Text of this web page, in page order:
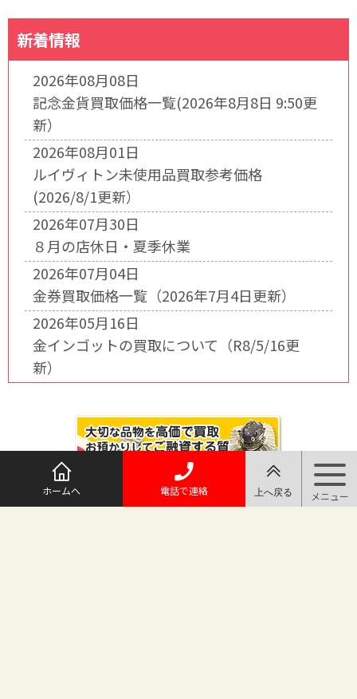
新着情報
2026年08月08日
記念金貨買取価格一覧(2026年8月8日 9:50更
新）
2026年08月01日
ルイヴィトン未使用品買取参考価格
(2026/8/1更新）
2026年07月30日
８月の店休日・夏季休業
2026年07月04日
金券買取価格一覧（2026年7月4日更新）
2026年05月16日
金インゴットの買取について（R8/5/16更
新）
ホームへ 電話で連絡